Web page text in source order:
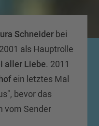
Schneider bei
als Hauptrolle
aller Liebe. 2011
ein letztes Mal
bevor das
vom Sender